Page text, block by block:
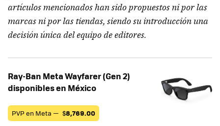
artículos mencionados han sido propuestos ni por las
marcas ni por las tiendas, siendo su introducción una
decisión única del equipo de editores.
Ray-Ban Meta Wayfarer (Gen 2)
disponibles en México
PVP en Meta — $8,769.00